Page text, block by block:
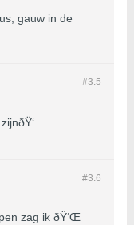
gauw in de
#3.5
#3.6
zag ik ðŸ‘Œ